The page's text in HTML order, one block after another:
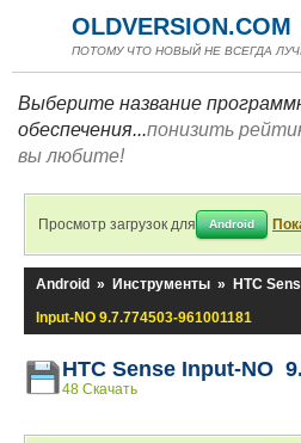
OLDVERSION.COM
ПОТОМУ ЧТО НОВЫЙ НЕ ВСЕГДА
Выберите название
обеспечения...понизить
вы любите!
Просмотр загрузок для Android
Android » Инструменты » HTC
Input-NO 9.7.774503-961001181
HTC Sense Input-NO
48 Скачать